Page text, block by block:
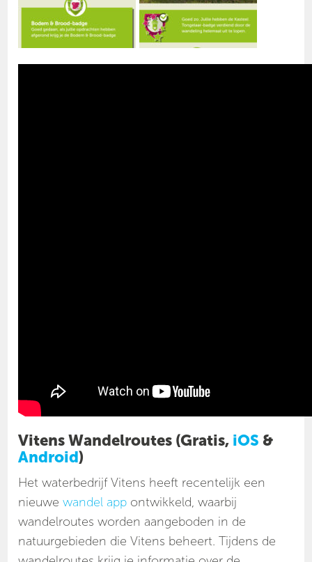
Vitens Wandelroutes (Gratis, iOS &
Android)
Het waterbedrijf Vitens heeft recentelijk een
nieuwewandel app ontwikkeld, waarbij
wandelroutes worden aangeboden in de
natuurgebieden die Vitens beheert. Tijdens de